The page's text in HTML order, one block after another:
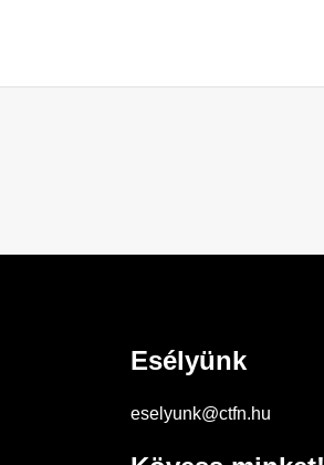
Esélyünk
eselyunk@ctfn.hu